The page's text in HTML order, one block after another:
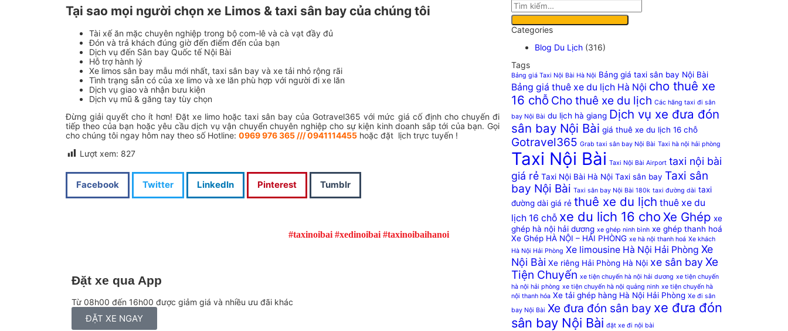
Tại sao mọi người chọn xe Limos & taxi sân bay của chúng tôi
Tài xế ăn mặc chuyên nghiệp trong bộ com-lê và cà vạt đầy đủ
Đón và trả khách đúng giờ đến điểm đến của bạn
Dịch vụ đến Sân bay Quốc tế Nội Bài
Hỗ trợ hành lý
Xe limos sân bay mẫu mới nhất, taxi sân bay và xe tải nhỏ rộng rãi
Tình trạng sẵn có của xe limo và xe lăn phù hợp với người đi xe lăn
Dịch vụ giao và nhận bưu kiện
Dịch vụ mũ & găng tay tùy chọn
Đừng giải quyết cho ít hơn! Đặt xe limo hoặc taxi sân bay của Gotravel365 với mức giá cố định cho chuyến đi
tiếp theo của bạn hoặc yêu cầu dịch vụ vận chuyển chuyên nghiệp cho sự kiện kinh doanh sắp tới của bạn. Gọi
cho chúng tôi ngay hôm nay theo số Hotline: 0969 976 365 /// 0941114455 hoặc đặt lịch trực tuyến !
Lượt xem: 827
Facebook Twitter LinkedIn Pinterest Tumblr
#taxinoibai #xedinoibai #taxinoibaihanoi
Đặt xe qua App
Từ 08h00 đến 16h00 được giảm giá và nhiều ưu đãi khác
ĐẶT XE NGAY
Categories
Blog Du Lịch(316)
Tags
Bảng giá Taxi Nội Bài Hà Nội Bảng giá taxi sân bay Nội Bài
Bảng giá thuê xe du lịch Hà Nội cho thuê xe
16 chỗ Cho thuê xe du lịch Các hãng taxi đi sân
bay Nội Bài du lịch hà giang Dịch vụ xe đưa đón
sân bay Nội Bài giá thuê xe du lịch 16 chỗ
Gotravel365 Grab taxi sân bay Nội Bài Taxi hà nội hải phòng
Taxi Nội Bài Taxi Nội Bài Airport taxi nội bài
giá rẻ Taxi Nội Bài Hà Nội Taxi sân bay Taxi sân
bay Nội Bài Taxi sân bay Nội Bài 180k taxi đường dài taxi
đường dài giá rẻ thuê xe du lịch thuê xe du
lịch 16 chỗ xe du lich 16 cho Xe Ghép xe
ghép hà nội hải dương xe ghép ninh bình xe ghép thanh hoá
Xe Ghép HÀ NỘI – HẢI PHÒNG xe hà nội thanh hoá Xe khách
Hà Nội Hải Phòng Xe limousine Hà Nội Hải Phòng Xe
Nội Bài Xe riêng Hải Phòng Hà Nội xe sân bay Xe
Tiện Chuyến xe tiện chuyến hà nội hải dương xe tiện chuyến
hà nội hải phòng xe tiện chuyến hà nội quảng ninh xe tiện chuyến hà
nội thanh hóa Xe tải ghép hàng Hà Nội Hải Phòng Xe đi sân
bay Nội Bài Xe đưa đón sân bay xe đưa đón
sân bay Nội Bài đặt xe đi nội bài